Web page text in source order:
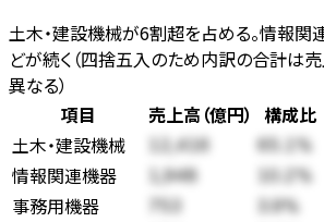
土木・建設機械が6割超を占める。情報関
どが続く（四捨五入のため内訳の合計は
異なる）
項目
売上高（億円） 構成比
土木・建設機械
12,416 65.1 %
情報関連機器 1,948 10.2 %
事務用機器 753 3.9%